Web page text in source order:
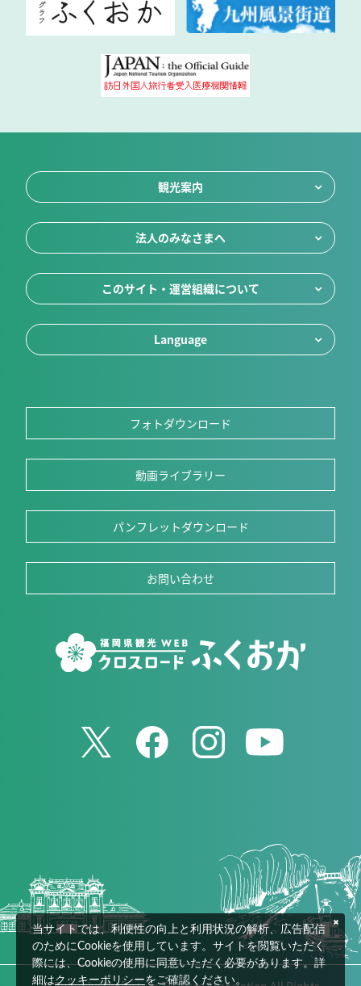
観光案内
法人のみなさまへ
このサイト・運営組織について
Language
フォトダウンロード
動画ライブラリー
パンフレットダウンロード
お問い合わせ
当サイトでは、利便性の向上と利用状況の解析、広告配信
のためにCookieを使用しています。サイトを閲覧いただく
際には、Cookieの使用に同意いただく必要があります。詳
細はクッキーポリシーをご確認ください。